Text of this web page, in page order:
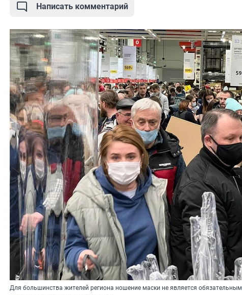
Написать комментарий
Для большинства жителей региона ношение маски не является обязательным